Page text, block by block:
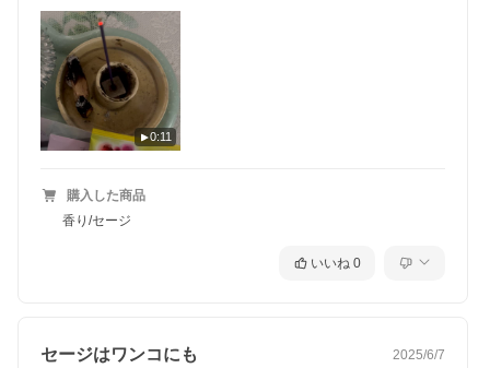
0:11
購入した商品
香り/セージ
いいね 0
セージはワンコにも 2025/6/7